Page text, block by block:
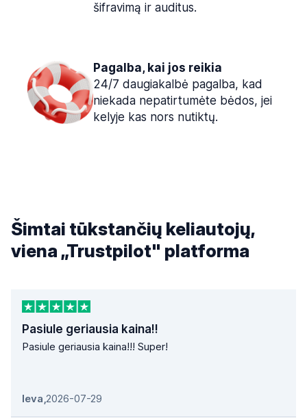
šifravimą ir auditus.
Pagalba, kai jos reikia
24/7 daugiakalbė pagalba, kad
niekada nepatirtumėte bėdos, jei
kelyje kas nors nutiktų.
Šimtai tūkstančių keliautojų,
viena „Trustpilot" platforma
Pasiule geriausia kaina!!
Pasiule geriausia kaina!!! Super!
Ieva,2026-07-29